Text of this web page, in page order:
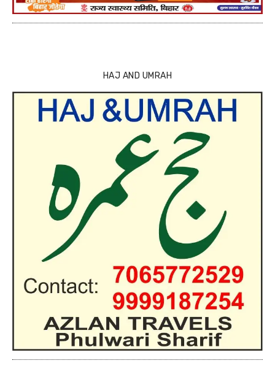
HAJ AND UMRAH